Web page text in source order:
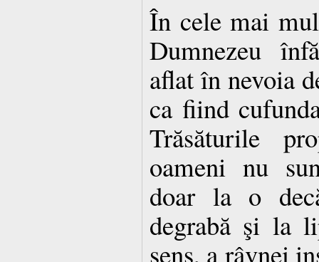
În cele mai
Dumnezeu
aflat în nevoia
ca fiind
Trăsăturile
oameni nu
doar la o
degrabă şi la
sens, a râvnei